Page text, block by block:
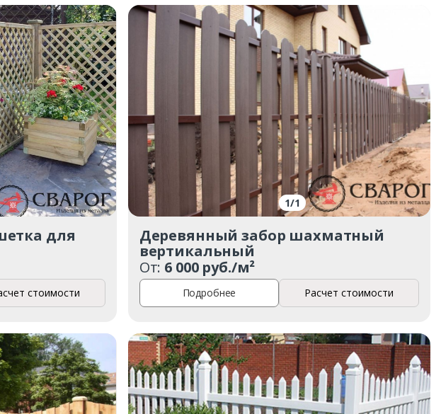
для
стоимости
1/1
Деревянный забор шахматный
вертикальный
От: 6 000 руб./м²
Подробнее Расчет стоимости